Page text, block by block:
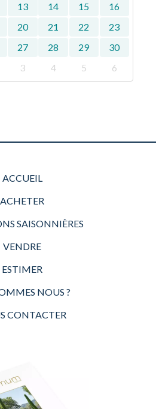
13 14 15
16
20 21 22
23
27 28 29
30
3 4 5 6
ACCUEIL
ACHETER
SAISONNIÈRES
VENDRE
ESTIMER
NOUS ?
CONTACTER